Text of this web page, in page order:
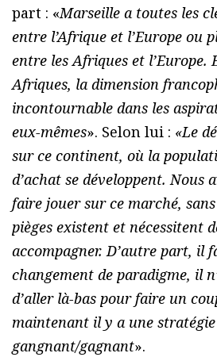
part : «Marseille a toutes les
entre l’Afrique et l’Europe ou
entre les Afriques et l’Europe.
Afriques, la dimension
incontournable dans les
eux-mêmes». Selon lui : «Le
sur ce continent, où la
d’achat se développent. Nous
faire jouer sur ce marché,
pièges existent et nécessitent
accompagner. D’autre part, il
changement de paradigme, il
d’aller là-bas pour faire un
maintenant il y a une
gangnant/gagnant».